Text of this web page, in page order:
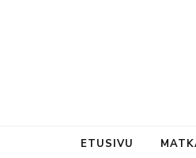
ETUSIVU